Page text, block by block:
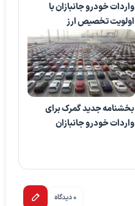
واردات خودرو جانبازان با
اولویت تخصیص ارز
بخشنامه جدید گمرک برای
واردات خودرو جانبازان
0 دیدگاه